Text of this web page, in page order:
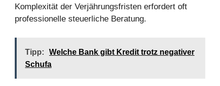
Komplexität der Verjährungsfristen erfordert oft
professionelle steuerliche Beratung.
Tipp:
Welche Bank gibt Kredit trotz negativer
Schufa